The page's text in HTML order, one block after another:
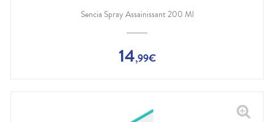
Sencia Spray Assainissant 200 Ml
14,99€